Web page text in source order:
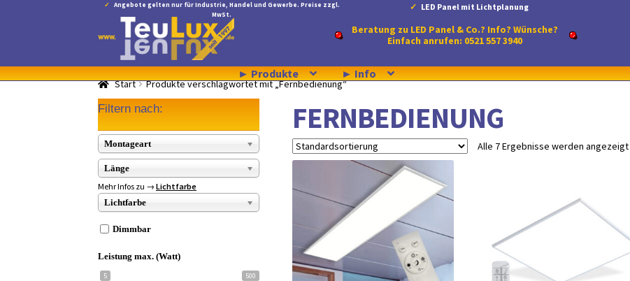
Angebote gelten nur für Industrie, Handel und Gewerbe. Preise zzgl.
MwSt.
LED Panel mit Lichtplanung
Navigation
springen
Inhalt
springen
Beratung zu LED Panel & Co.? Info? Wünsche?
Einfach anrufen: 0521 557 3940
► Produkte ► Info
Start Produkte verschlagwortet mit „Fernbedienung“
FERNBEDIENUNG
Alle 7 Ergebnisse werden angezeigt
Filtern nach:
Montageart
Länge
Mehr Infos zu →Lichtfarbe
Lichtfarbe
Dimmbar
Leistung max. (Watt)
5 500